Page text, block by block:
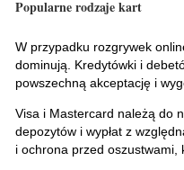
Popularne rodzaje kart
W przypadku rozgrywek
dominują. Kredytówki i
powszechną akceptację i
Visa i Mastercard należą do
depozytów i wypłat z
i ochrona przed